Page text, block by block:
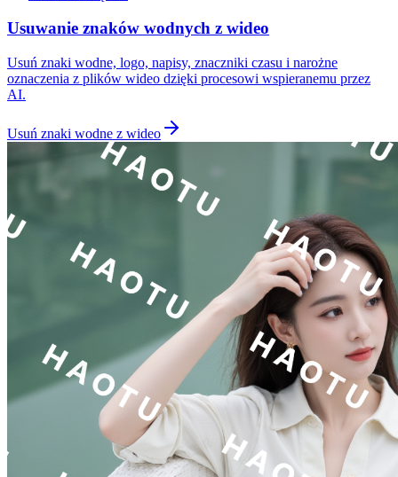
Usuwanie znaków wodnych z wideo
Usuń znaki wodne, logo, napisy, znaczniki czasu i narożne
oznaczenia z plików wideo dzięki procesowi wspieranemu przez
AI.
Usuń znaki wodne z wideo